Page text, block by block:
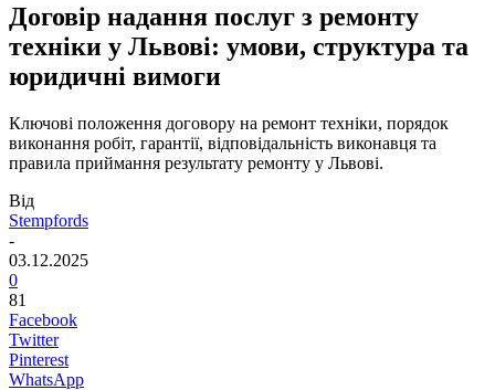
Договір надання послуг з ремонту
техніки у Львові: умови, структура та
юридичні вимоги
Ключові положення договору на ремонт техніки, порядок
виконання робіт, гарантії, відповідальність виконавця та
правила приймання результату ремонту у Львові.
Від
Stempfords
-
03.12.2025
0
81
Facebook
Twitter
Pinterest
WhatsApp